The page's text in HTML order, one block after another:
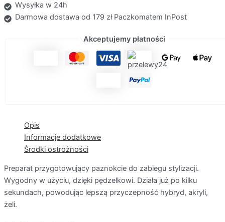
Wysyłka w 24h
Darmowa dostawa od 179 zł Paczkomatem InPost
Akceptujemy płatności
Opis
Informacje dodatkowe
Środki ostrożności
Preparat przygotowujący paznokcie do zabiegu stylizacji.
Wygodny w użyciu, dzięki pędzelkowi. Działa już po kilku
sekundach, powodując lepszą przyczepność hybryd, akryli,
żeli.